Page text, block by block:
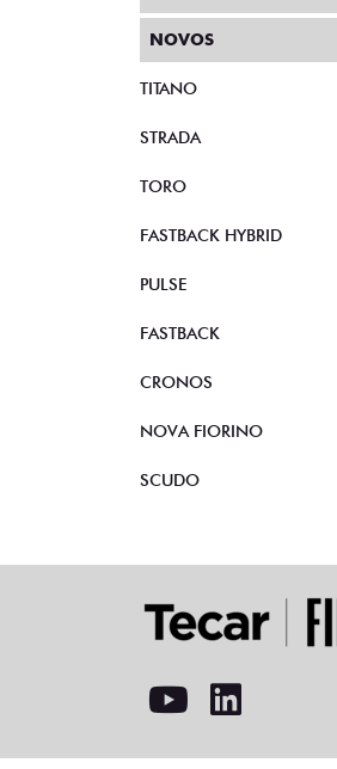
NOVOS
TITANO
STRADA
TORO
FASTBACK HYBRID
PULSE
FASTBACK
CRONOS
NOVA FIORINO
SCUDO